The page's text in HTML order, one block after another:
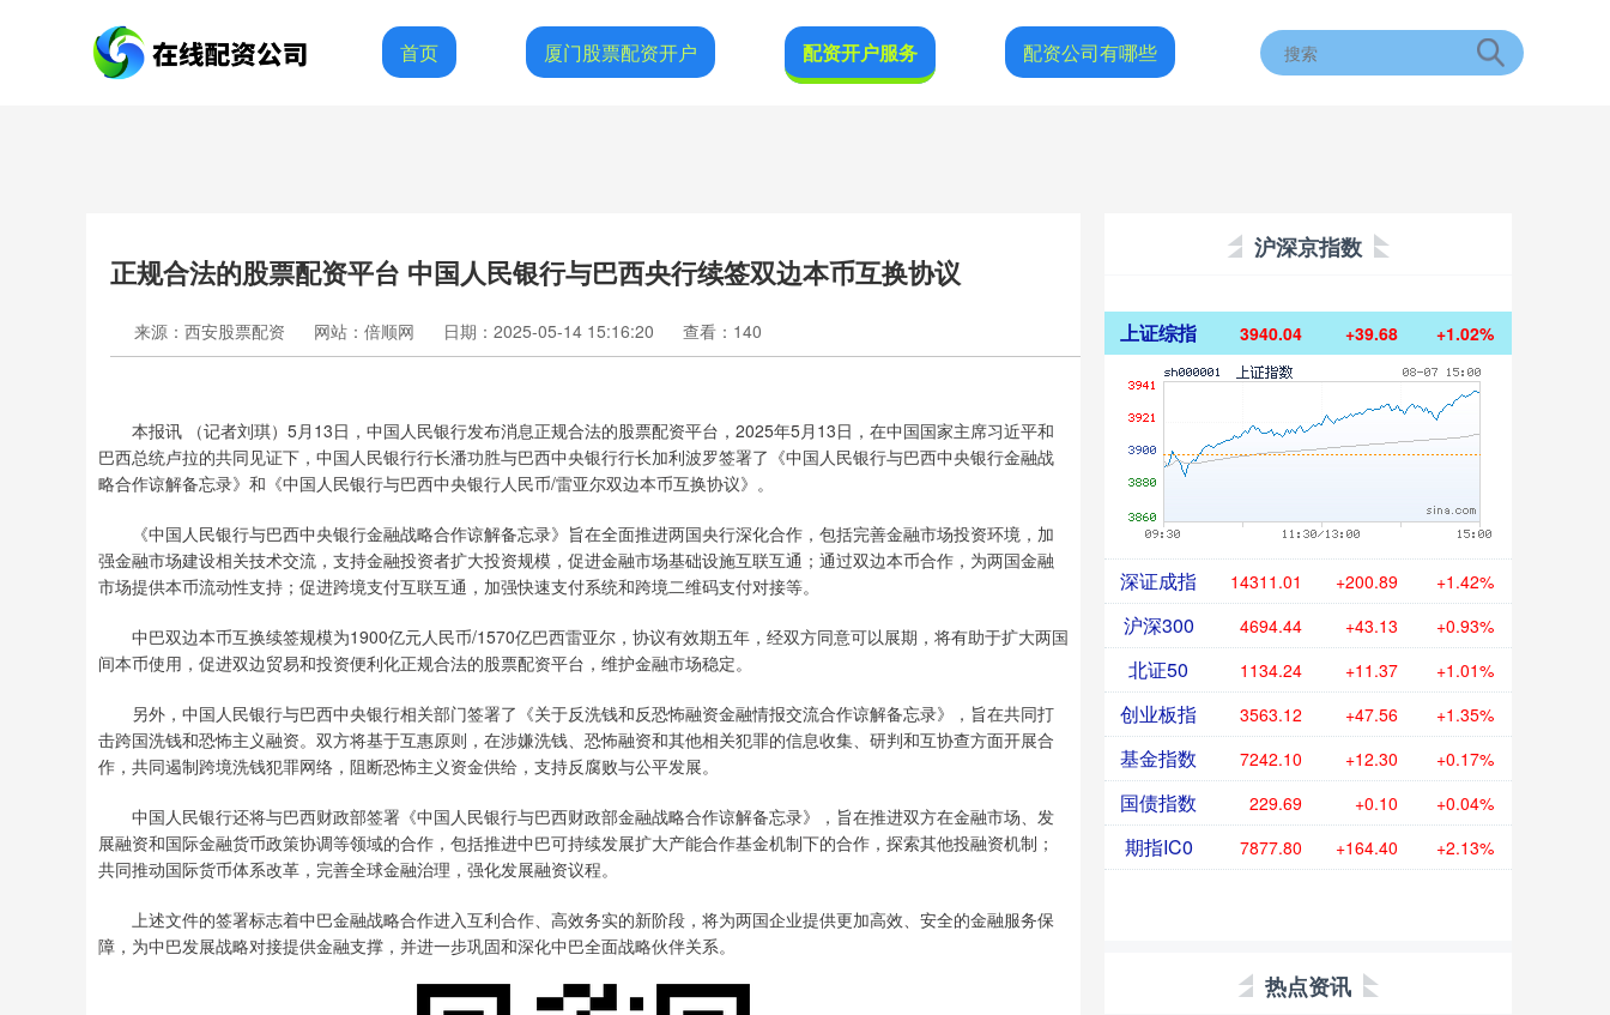
首页 厦门股票配资开户 配资开户服务 配资公司有哪些
正规合法的股票配资平台 中国人民银行与巴西央行续签双边本币互换协议
来源：西安股票配资 网站：倍顺网 日期：2025-05-14 15:16:20 查看：140
本报讯 （记者刘琪）5月13日，中国人民银行发布消息正规合法的股票配资平台，2025年5月13日，在中国国家主席习近平和
巴西总统卢拉的共同见证下，中国人民银行行长潘功胜与巴西中央银行行长加利波罗签署了《中国人民银行与巴西中央银行金融战
略合作谅解备忘录》和《中国人民银行与巴西中央银行人民币/雷亚尔双边本币互换协议》。
《中国人民银行与巴西中央银行金融战略合作谅解备忘录》旨在全面推进两国央行深化合作，包括完善金融市场投资环境，加
强金融市场建设相关技术交流，支持金融投资者扩大投资规模，促进金融市场基础设施互联互通；通过双边本币合作，为两国金融
市场提供本币流动性支持；促进跨境支付互联互通，加强快速支付系统和跨境二维码支付对接等。
中巴双边本币互换续签规模为1900亿元人民币/1570亿巴西雷亚尔，协议有效期五年，经双方同意可以展期，将有助于扩大两国
间本币使用，促进双边贸易和投资便利化正规合法的股票配资平台，维护金融市场稳定。
另外，中国人民银行与巴西中央银行相关部门签署了《关于反洗钱和反恐怖融资金融情报交流合作谅解备忘录》，旨在共同打
击跨国洗钱和恐怖主义融资。双方将基于互惠原则，在涉嫌洗钱、恐怖融资和其他相关犯罪的信息收集、研判和互协查方面开展合
作，共同遏制跨境洗钱犯罪网络，阻断恐怖主义资金供给，支持反腐败与公平发展。
中国人民银行还将与巴西财政部签署《中国人民银行与巴西财政部金融战略合作谅解备忘录》，旨在推进双方在金融市场、发
展融资和国际金融货币政策协调等领域的合作，包括推进中巴可持续发展扩大产能合作基金机制下的合作，探索其他投融资机制；
共同推动国际货币体系改革，完善全球金融治理，强化发展融资议程。
上述文件的签署标志着中巴金融战略合作进入互利合作、高效务实的新阶段，将为两国企业提供更加高效、安全的金融服务保
障，为中巴发展战略对接提供金融支撑，并进一步巩固和深化中巴全面战略伙伴关系。
沪深京指数
上证综指 3940.04 +39.68 +1.02%
深证成指 14311.01 +200.89 +1.42%
沪深300 4694.44 +43.13 +0.93%
北证50 1134.24 +11.37 +1.01%
创业板指 3563.12 +47.56 +1.35%
基金指数 7242.10 +12.30 +0.17%
国债指数 229.69 +0.10 +0.04%
期指IC0 7877.80 +164.40 +2.13%
热点资讯